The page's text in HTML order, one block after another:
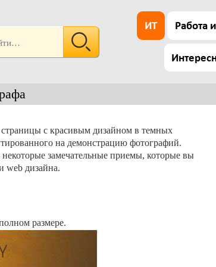
ИТ Работа
страницы с красивым дизайном в темных
на демонстрацию фотографий.
замечательные приемы, которые вы
web дизайна.
размере.